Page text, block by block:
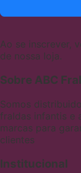
Ao se inscrever,
de nossa loja.
Sobre ABC
Somos
fraldas infantis e
marcas para
clientes
Institucional